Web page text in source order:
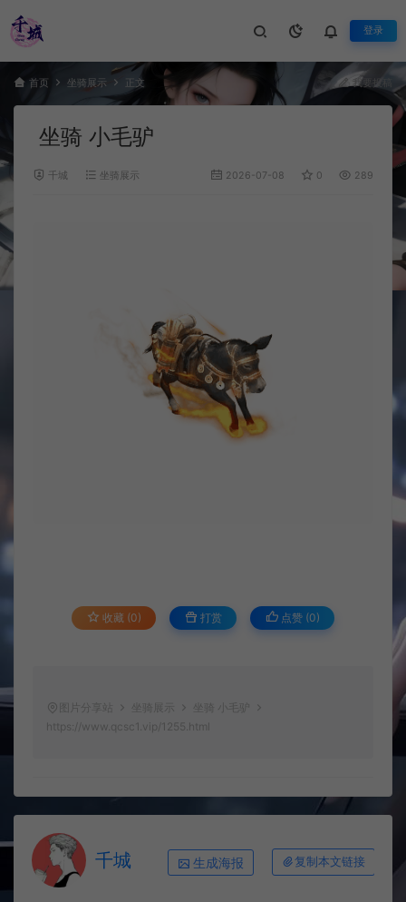
登录
首页 坐骑展示 正文 我要投稿
坐骑 小毛驴
千城 坐骑展示 2026-07-08 0 289
收藏 (0) 打赏 点赞 (0)
图片分享站 坐骑展示
坐骑 小毛驴
https://www.qcsc1.vip/1255.html
千城 生成海报 复制本文链接